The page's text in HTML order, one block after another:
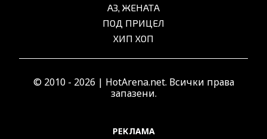
АЗ, ЖЕНАТА
ПОД ПРИЦЕЛ
ХИП ХОП
© 2010 - 2026 | HotArena.net. Всички права
запазени.
РЕКЛАМА